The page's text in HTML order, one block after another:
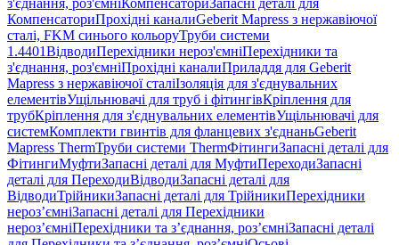
з'єднання, роз'ємніКомпенсаториЗапасні деталі для
КомпенсаториПрохідні каналиGeberit Mapress з нержавіючої
сталі, FKM синього кольоруТруби системи
1.4401ВідводиПерехідники нероз'ємніПерехідники та
з'єднання, роз'ємніПрохідні каналиПриладдя для Geberit
Mapress з нержавіючої сталіІзоляція для з'єднувальних
елементівУщільнювачі для труб і фітингівКріплення для
трубКріплення для з'єднувальних елементівУщільнювачі для
системКомплекти гвинтів для фланцевих з'єднаньGeberit
Mapress ThermТруби системи ThermФітингиЗапасні деталі для
ФітингиМуфтиЗапасні деталі для МуфтиПереходиЗапасні
деталі для ПереходиВідводиЗапасні деталі для
ВідводиТрійникиЗапасні деталі для ТрійникиПерехідники
нероз’ємніЗапасні деталі для Перехідники
нероз’ємніПерехідники та з’єднання, роз’ємніЗапасні деталі